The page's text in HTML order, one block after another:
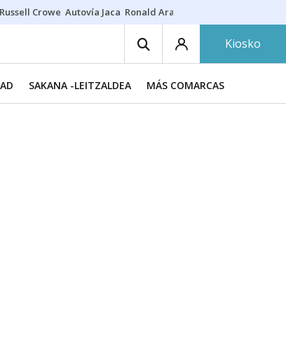
Russell Crowe Autovía Jaca Ronald Araújo
Kiosko
SAKANA -LEITZALDEA MÁS COMARCAS